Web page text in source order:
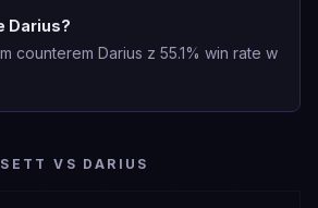
Darius?
counterem Darius z 55.1% win rate w
VS DARIUS